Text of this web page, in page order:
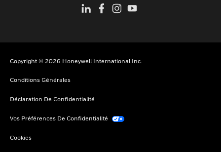
Copyright © 2026 Honeywell International Inc.
Conditions Générales
Déclaration De Confidentialité
Vos Préférences De Confidentialité
Cookies